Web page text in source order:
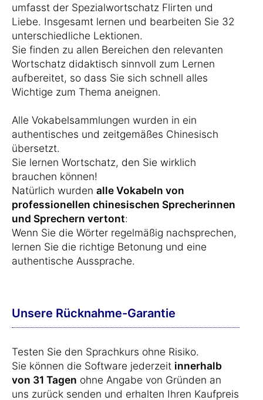
umfasst der Spezialwortschatz Flirten und
Liebe. Insgesamt lernen und bearbeiten Sie 32
unterschiedliche Lektionen.
Sie finden zu allen Bereichen den relevanten
Wortschatz didaktisch sinnvoll zum Lernen
aufbereitet, so dass Sie sich schnell alles
Wichtige zum Thema aneignen.
Alle Vokabelsammlungen wurden in ein
authentisches und zeitgemäßes Chinesisch
übersetzt.
Sie lernen Wortschatz, den Sie wirklich
brauchen können!
Natürlich wurden alle Vokabeln von
professionellen chinesischen Sprecherinnen
und Sprechern vertont:
Wenn Sie die Wörter regelmäßig nachsprechen,
lernen Sie die richtige Betonung und eine
authentische Aussprache.
Unsere Rücknahme-Garantie
Testen Sie den Sprachkurs ohne Risiko.
Sie können die Software jederzeit innerhalb
von 31 Tagen ohne Angabe von Gründen an
uns zurück senden und erhalten Ihren Kaufpreis